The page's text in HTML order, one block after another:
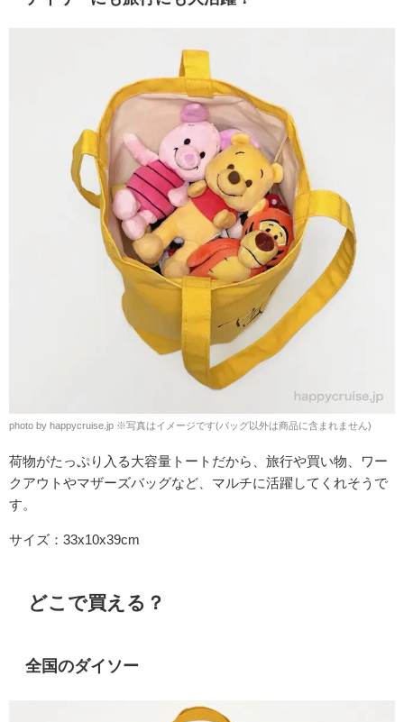
photo by happycruise.jp ※写真はイメージです(バッグ以外は商品に含まれません)
荷物がたっぷり入る大容量トートだから、旅行や買い物、ワー
クアウトやマザーズバッグなど、マルチに活躍してくれそうで
す。
サイズ： 33x10x39cm
どこで買える？
全国のダイソー